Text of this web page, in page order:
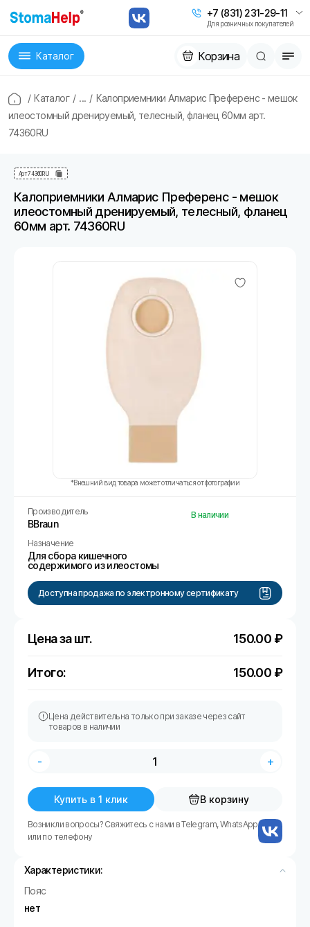
+7 (831) 231-29-11
Для розничных покупателей
Каталог Корзина
/ Каталог / ... / Калоприемники Алмарис Преференс - мешок
илеостомный дренируемый, телесный, фланец 60мм арт.
74360RU
Арт74360RU
Калоприемники Алмарис Преференс - мешок
илеостомный дренируемый, телесный, фланец
60мм арт. 74360RU
*Внешний вид товара может отличаться от фотографии
Производитель
BBraun
Назначение
Для сбора кишечного
содержимого из илеостомы
В наличии
Доступна продажа по электронному сертификату
Цена за шт. 150.00 ₽
Итого: 150.00 ₽
Цена действительна только при заказе через сайт
товаров в наличии
- +
Купить в 1 клик В корзину
Возникли вопросы? Свяжитесь с нами в Telegram, WhatsApp
или по телефону
Характеристики:
Пояс
нет